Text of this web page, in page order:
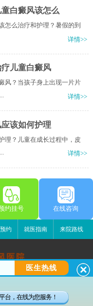
白癜风该怎么
怎么治疗和护理？​暑假的到
详情>>
儿童白癜风
风？当孩子身上出现一片片
详情>>
该如何护理
理？儿童在成长过程中，皮
详情>>
约挂号 在线咨询
约 就医指南 来院路线
院
2号
风医院
医生热线
台，在线为您服务！